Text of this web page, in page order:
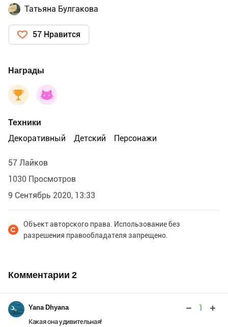
Татьяна Булгакова
57 Нравится
Награды
Техники
Декоративный
Детский Персонажи
57 Лайков
1030 Просмотров
9 Сентябрь 2020, 13:33
Объект авторского права. Использование без
разрешения правообладателя запрещено.
Комментарии 2
Yana Dhyana 1
Какая она удивительная!